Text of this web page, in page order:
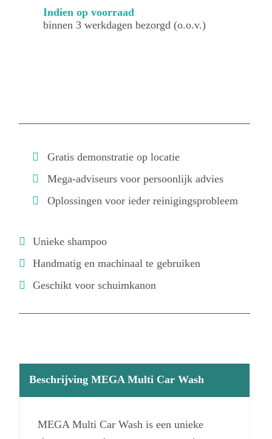
Indien op voorraad
binnen 3 werkdagen bezorgd (o.o.v.)
Gratis demonstratie op locatie
Mega-adviseurs voor persoonlijk advies
Oplossingen voor ieder reinigingsprobleem
Unieke shampoo
Handmatig en machinaal te gebruiken
Geschikt voor schuimkanon
Beschrijving MEGA Multi Car Wash
MEGA Multi Car Wash is een unieke